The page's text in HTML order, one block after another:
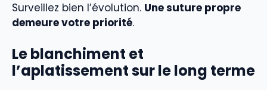
Surveillez bien l’évolution. Une suture propre
demeure votre priorité.
Le blanchiment et
l’aplatissement sur le long terme